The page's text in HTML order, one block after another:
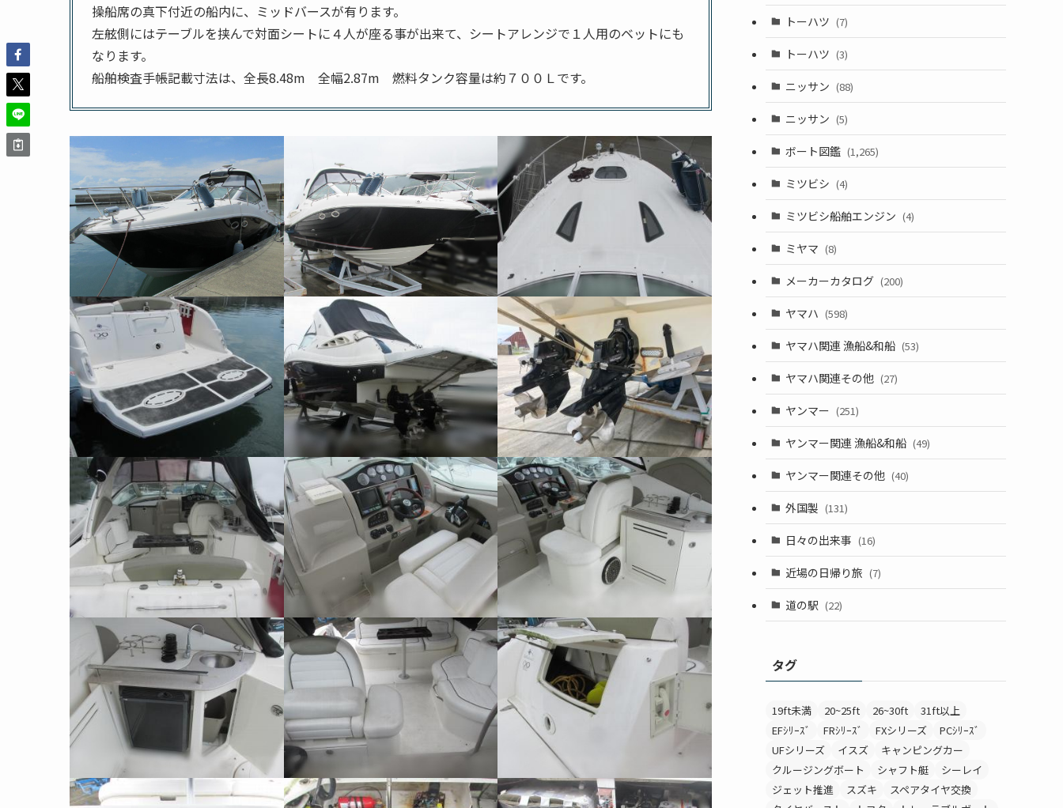
操船席の真下付近の船内に、ミッドバースが有ります。
左舷側にはテーブルを挟んで対面シートに４人が座る事が出来て、シートアレンジで１人用のベットにも
なります。
船舶検査手帳記載寸法は、全長8.48m 全幅2.87m 燃料タンク容量は約７００Ｌです。
トーハツ (7)
トーハツ (3)
ニッサン (88)
ニッサン (5)
ボート図鑑 (1,265)
ミツビシ (4)
ミツビシ船舶エンジン (4)
ミヤマ (8)
メーカーカタログ (200)
ヤマハ (598)
ヤマハ関連 漁船&和船 (53)
ヤマハ関連その他 (27)
ヤンマー (251)
ヤンマー関連 漁船&和船 (49)
ヤンマー関連その他 (40)
外国製 (131)
日々の出来事 (16)
近場の日帰り旅 (7)
道の駅 (22)
タグ
19ft未満 20~25ft 26~30ft
31ft以上
EFｼﾘｰｽﾞ
FRｼﾘｰｽﾞ FXシリーズ
PCｼﾘｰｽﾞ
UFシリーズ
イスズ
キャンピングカー
クルージングボート
シャフト艇
シーレイ
ジェット推進
スズキ
スペアタイヤ交換